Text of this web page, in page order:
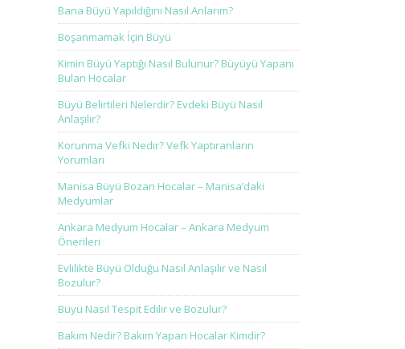
Bana Büyü Yapıldığını Nasıl Anlarım?
Boşanmamak İçin Büyü
Kimin Büyü Yaptığı Nasıl Bulunur? Büyüyü Yapanı
Bulan Hocalar
Büyü Belirtileri Nelerdir? Evdeki Büyü Nasıl
Anlaşılır?
Korunma Vefki Nedir? Vefk Yaptıranların
Yorumları
Manisa Büyü Bozan Hocalar – Manisa’daki
Medyumlar
Ankara Medyum Hocalar – Ankara Medyum
Önerileri
Evlilikte Büyü Olduğu Nasıl Anlaşılır ve Nasıl
Bozulur?
Büyü Nasıl Tespit Edilir ve Bozulur?
Bakım Nedir? Bakım Yapan Hocalar Kimdir?